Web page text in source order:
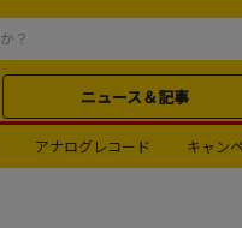
ニュース＆記事
アナログレコード キャン